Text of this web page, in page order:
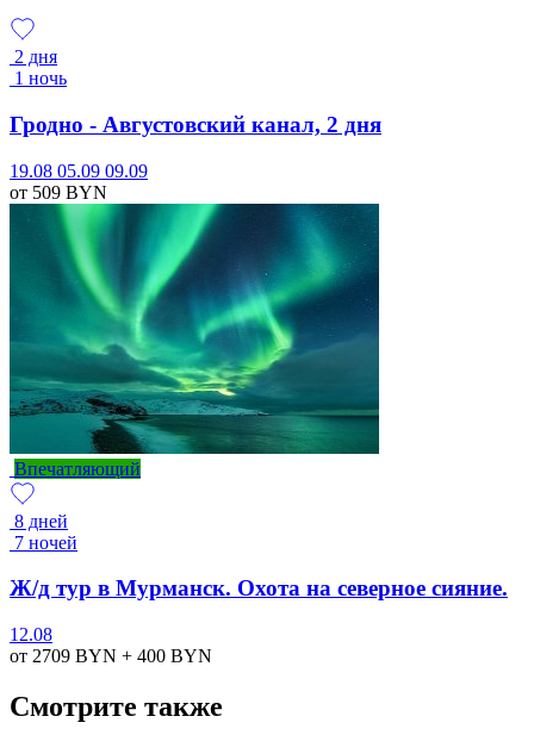
2 дня
1 ночь
Гродно - Августовский канал, 2 дня
19.08 05.09 09.09
от 509 BYN
Впечатляющий
8 дней
7 ночей
Ж/д тур в Мурманск. Охота на северное сияние.
12.08
от 2709 BYN + 400 BYN
Смотрите также